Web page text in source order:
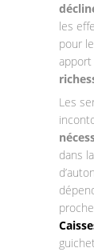
les
pour
apport
Les
dans